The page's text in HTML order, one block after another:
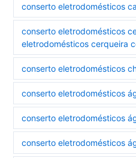
conserto eletrodomésticos
conserto eletrodomésticos
eletrodomésticos cerqueira
conserto eletrodomésticos
conserto eletrodomésticos
conserto eletrodomésticos
conserto eletrodomésticos